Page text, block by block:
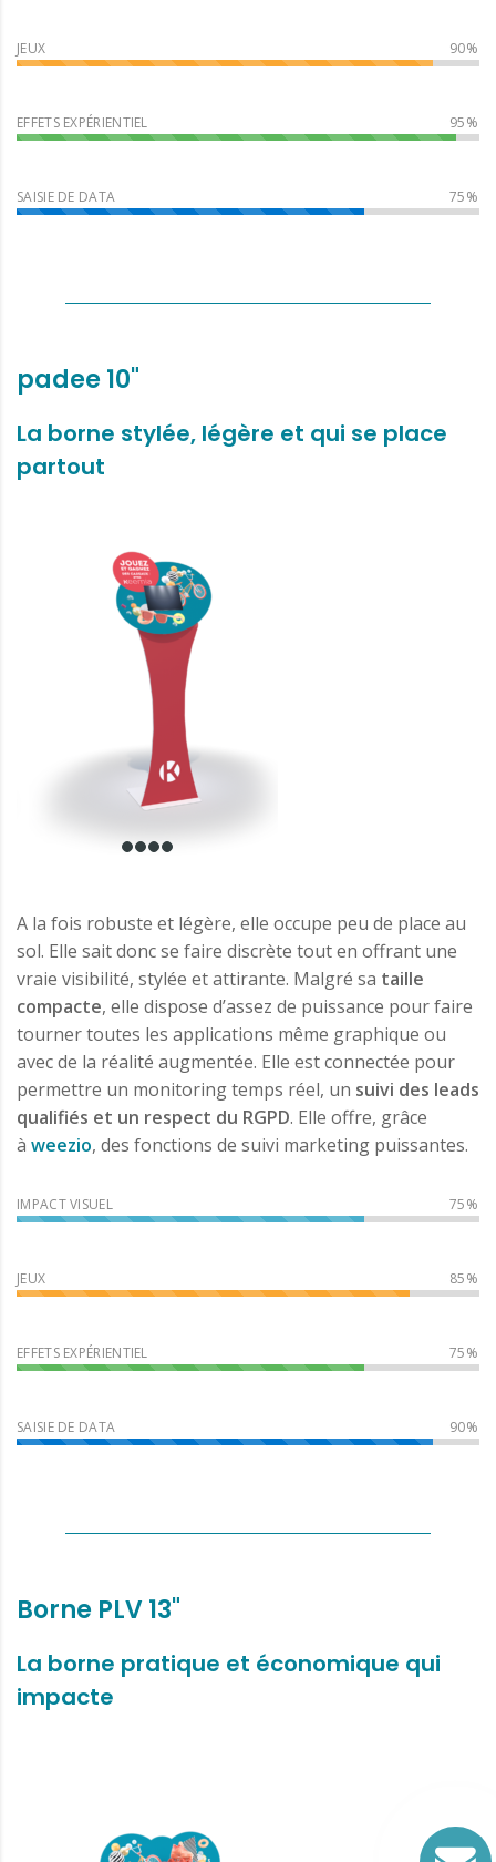
JEUX
EFFETS EXPÉRIENTIEL
SAISIE DE DATA
padee 10"
La borne stylée, légère et qui se place
partout
A la fois robuste et légère, elle occupe peu de place au
sol. Elle sait donc se faire discrète tout en offrant une
vraie visibilité, stylée et attirante. Malgré sa taille
compacte, elle dispose d’assez de puissance pour faire
tourner toutes les applications même graphique ou
avec de la réalité augmentée. Elle est connectée pour
permettre un monitoring temps réel, un suivi des leads
qualifiés et un respect du RGPD. Elle offre, grâce
à weezio, des fonctions de suivi marketing puissantes.
IMPACT VISUEL
JEUX
EFFETS EXPÉRIENTIEL
SAISIE DE DATA
Borne PLV 13"
La borne pratique et économique qui
impacte